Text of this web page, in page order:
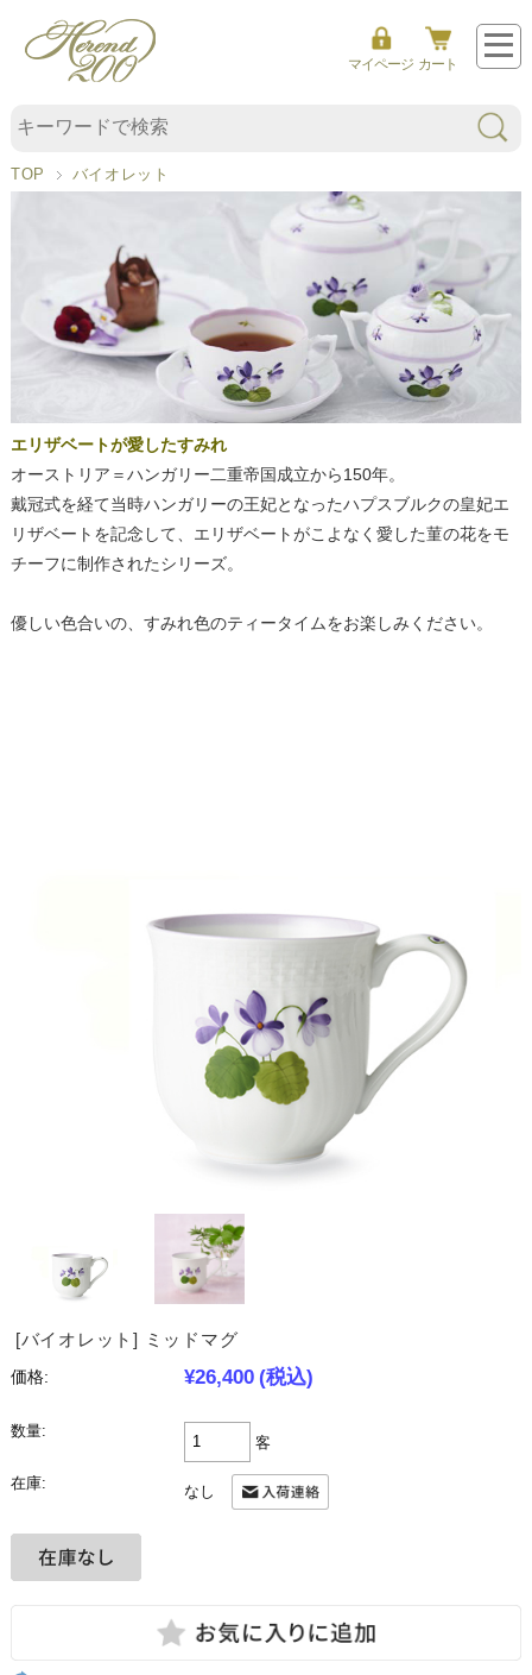
マイページ カート
TOP バイオレット
バ
オ
エリザベートが愛したすみれ
オーストリア＝ハンガリー二重帝国成立から150年。
戴冠式を経て当時ハンガリーの王妃となったハプスブルクの皇妃エ
リザベートを記念して、エリザベートがこよなく愛した菫の花をモ
チーフに制作されたシリーズ。
優しい色合いの、すみれ色のティータイムをお楽しみください。
[バイオレット] ミッドマグ
価格:
¥26,400 (税込)
数量:
客
在庫: なし